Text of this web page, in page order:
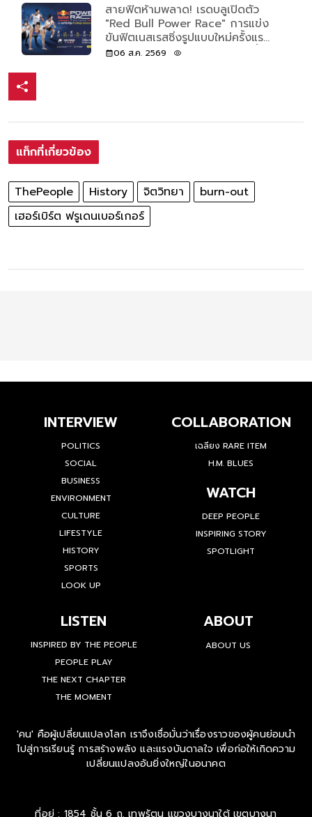
สายฟิตห้ามพลาด! เรดบลูเปิดตัว
"Red Bull Power Race" การแข่ง
ขันฟิตเนสเรสซิ่งรูปแบบใหม่ครั้งแรก
ของโลก เปิดรับแค่ 500 คนเท่านั้น
06 ส.ค. 2569
แท็กที่เกี่ยวข้อง
ThePeople History จิตวิทยา
burn-out
เฮอร์เบิร์ต ฟรูเดนเบอร์เกอร์
INTERVIEW
POLITICS
SOCIAL
BUSINESS
ENVIRONMENT
CULTURE
LIFESTYLE
HISTORY
SPORTS
LOOK UP
COLLABORATION
เฉลียง RARE ITEM
H.M. BLUES
WATCH
DEEP PEOPLE
INSPIRING STORY
SPOTLIGHT
LISTEN
INSPIRED BY THE PEOPLE
PEOPLE PLAY
THE NEXT CHAPTER
THE MOMENT
ABOUT
ABOUT US
'คน' คือผู้เปลี่ยนแปลงโลก เราจึงเชื่อมั่นว่าเรื่องราวของผู้คนย่อมนำ
ไปสู่การเรียนรู้ การสร้างพลัง และแรงบันดาลใจ เพื่อก่อให้เกิดความ
เปลี่ยนแปลงอันยิ่งใหญ่ในอนาคต
ที่อยู่ : 1854 ชั้น 6 ถ. เทพรัตน แขวงบางนาใต้ เขตบางนา